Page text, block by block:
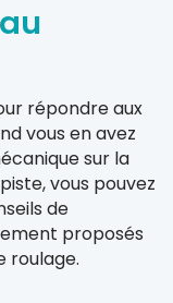
répondre aux
vous en avez
sur la
vous pouvez
de
proposés
roulage.